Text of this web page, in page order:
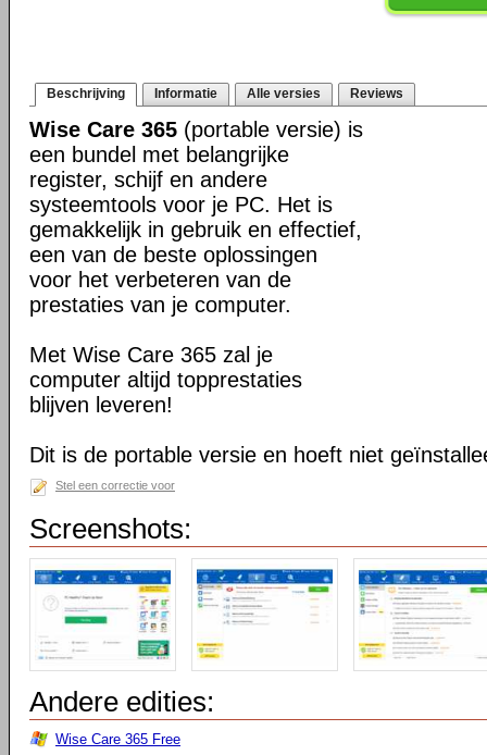
Beschrijving Informatie Alle versies Reviews
Wise Care 365 (portable versie) is
een bundel met belangrijke
register, schijf en andere
systeemtools voor je PC. Het is
gemakkelijk in gebruik en effectief,
een van de beste oplossingen
voor het verbeteren van de
prestaties van je computer.
Met Wise Care 365 zal je
computer altijd topprestaties
blijven leveren!
Dit is de portable versie en hoeft niet
Stel een correctie voor
Screenshots:
Andere edities:
Wise Care 365 Free